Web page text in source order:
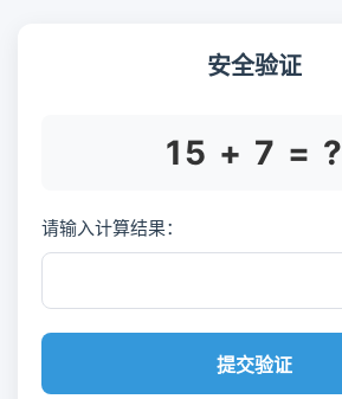
安全验证
15 + 7 = ?
请输入计算结果：
提交验证